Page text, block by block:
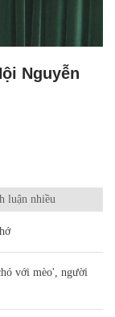
Nguyễn
luận nhiều
với mèo', người